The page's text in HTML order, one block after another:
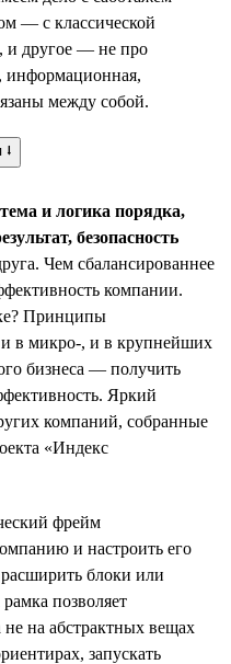
— с классической
и другое — не про
информационная,
между собой.
⭣
и логика порядка,
безопасность
Чем сбалансированнее
компании.
Принципы
и в микро-, и в крупнейших
бизнеса — получить
Яркий
компаний, собранные
«Индекс
фрейм
и настроить его
блоки или
позволяет
на абстрактных вещах
запускать